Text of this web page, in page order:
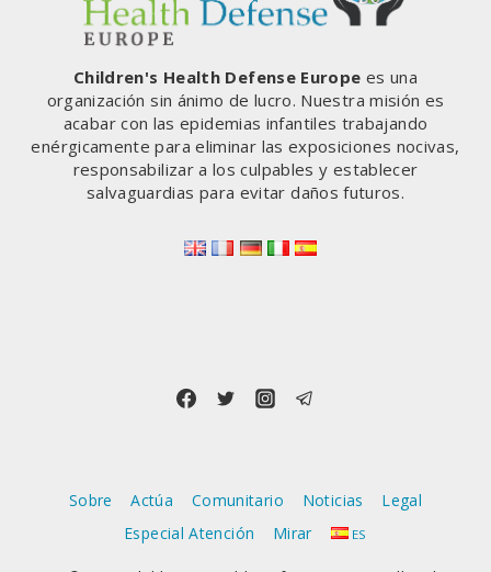
Children's Health Defense Europe es una
organización sin ánimo de lucro. Nuestra misión es
acabar con las epidemias infantiles trabajando
enérgicamente para eliminar las exposiciones nocivas,
responsabilizar a los culpables y establecer
salvaguardias para evitar daños futuros.
Sobre Actúa Comunitario Noticias
Legal
Especial Atención
Mirar ES